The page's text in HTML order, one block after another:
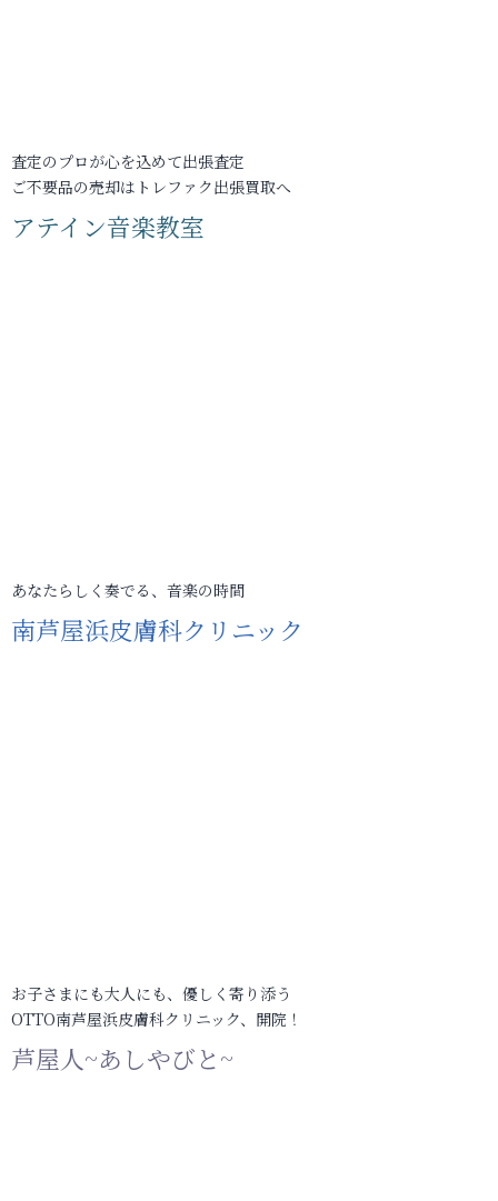
査定のプロが心を込めて出張査定
ご不要品の売却はトレファク出張買取へ
アテイン音楽教室
あなたらしく奏でる、音楽の時間
南芦屋浜皮膚科クリニック
お子さまにも大人にも、優しく寄り添う
OTTO南芦屋浜皮膚科クリニック、開院！
芦屋人~あしやびと~